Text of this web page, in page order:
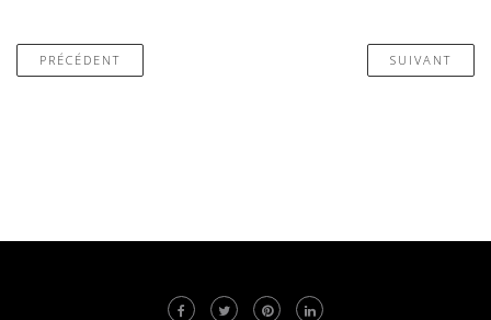
PRÉCÉDENT SUIVANT